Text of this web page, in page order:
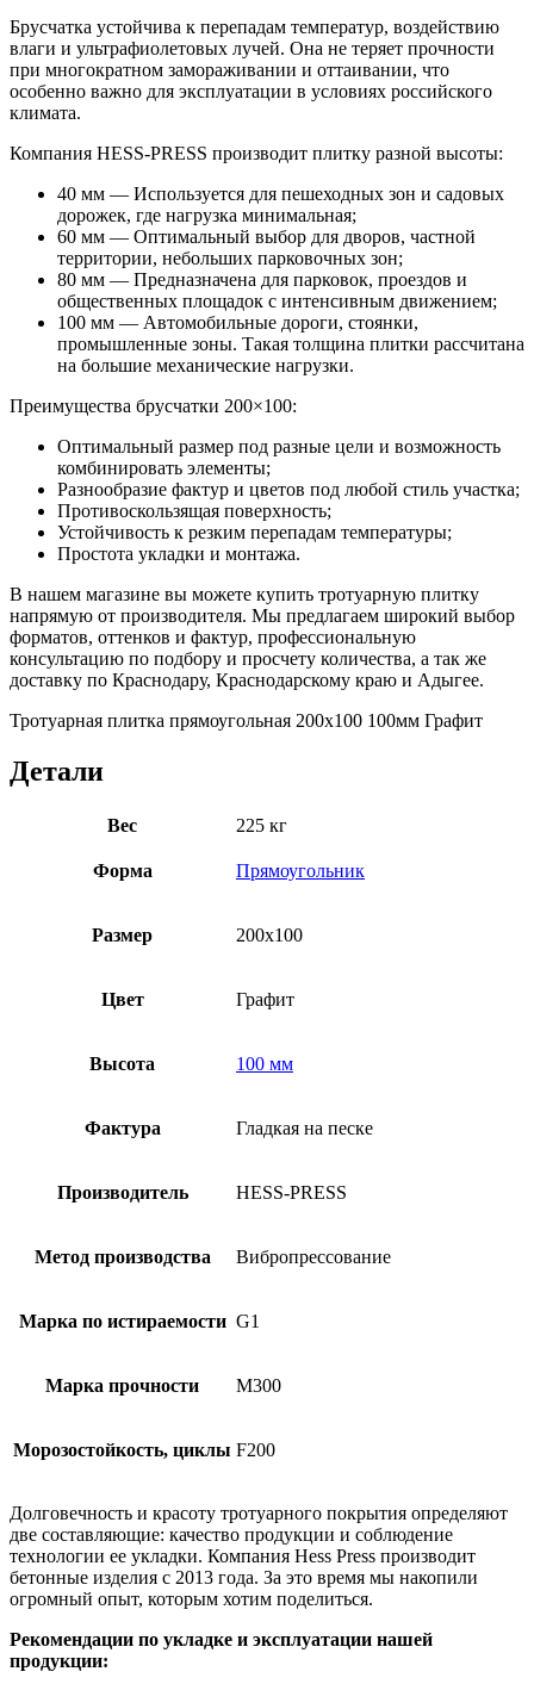
Брусчатка устойчива к перепадам температур, воздействию
влаги и ультрафиолетовых лучей. Она не теряет прочности
при многократном замораживании и оттаивании, что
особенно важно для эксплуатации в условиях российского
климата.
Компания HESS-PRESS производит плитку разной высоты:
40 мм — Используется для пешеходных зон и садовых
дорожек, где нагрузка минимальная;
60 мм — Оптимальный выбор для дворов, частной
территории, небольших парковочных зон;
80 мм — Предназначена для парковок, проездов и
общественных площадок с интенсивным движением;
100 мм — Автомобильные дороги, стоянки,
промышленные зоны. Такая толщина плитки рассчитана
на большие механические нагрузки.
Преимущества брусчатки 200×100:
Оптимальный размер под разные цели и возможность
комбинировать элементы;
Разнообразие фактур и цветов под любой стиль участка;
Противоскользящая поверхность;
Устойчивость к резким перепадам температуры;
Простота укладки и монтажа.
В нашем магазине вы можете купить тротуарную плитку
напрямую от производителя. Мы предлагаем широкий выбор
форматов, оттенков и фактур, профессиональную
консультацию по подбору и просчету количества, а так же
доставку по Краснодару, Краснодарскому краю и Адыгее.
Тротуарная плитка прямоугольная 200х100 100мм Графит
Детали
Вес 225 кг
Форма Прямоугольник
Размер 200х100
Цвет Графит
Высота 100 мм
Фактура Гладкая на песке
Производитель HESS-PRESS
Метод производства Вибропрессование
Марка по истираемости G1
Марка прочности М300
Морозостойкость, циклы F200
Долговечность и красоту тротуарного покрытия определяют
две составляющие: качество продукции и соблюдение
технологии ее укладки. Компания Hess Press производит
бетонные изделия с 2013 года. За это время мы накопили
огромный опыт, которым хотим поделиться.
Рекомендации по укладке и эксплуатации нашей
продукции: